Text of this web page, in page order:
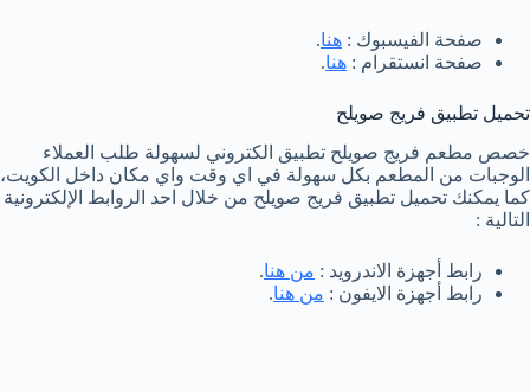
صفحة الفيسبوك : هنا.
صفحة انستقرام : هنا.
تحميل تطبيق فريج صويلح
خصص مطعم فريج صويلح تطبيق الكتروني لسهولة طلب العملاء
الوجبات من المطعم بكل سهولة في اي وقت واي مكان داخل الكويت،
كما يمكنك تحميل تطبيق فريج صويلح من خلال احد الروابط الإلكترونية
التالية :
رابط أجهزة الاندرويد : من هنا.
رابط أجهزة الايفون : من هنا.